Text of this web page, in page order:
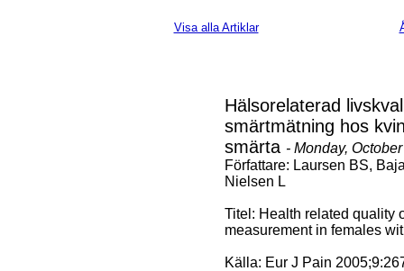
Visa alla Artiklar
Hälsorelaterad
smärtmätning hos
smärta - Monday,
Författare: Laursen BS,
Nielsen L
Titel: Health related quality
measurement in females
Källa: Eur J Pain